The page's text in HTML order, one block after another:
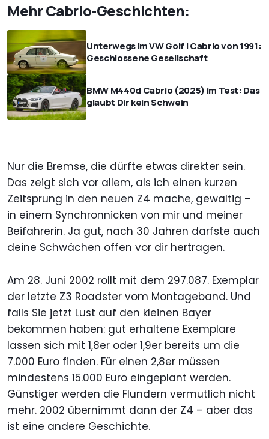
Mehr Cabrio-Geschichten:
Unterwegs im VW Golf I Cabrio von 1991:
Geschlossene Gesellschaft
BMW M440d Cabrio (2025) im Test: Das
glaubt Dir kein Schwein
Nur die Bremse, die dürfte etwas direkter sein.
Das zeigt sich vor allem, als ich einen kurzen
Zeitsprung in den neuen Z4 mache, gewaltig –
in einem Synchronnicken von mir und meiner
Beifahrerin. Ja gut, nach 30 Jahren darfste auch
deine Schwächen offen vor dir hertragen.
Am 28. Juni 2002 rollt mit dem 297.087. Exemplar
der letzte Z3 Roadster vom Montageband. Und
falls Sie jetzt Lust auf den kleinen Bayer
bekommen haben: gut erhaltene Exemplare
lassen sich mit 1,8er oder 1,9er bereits um die
7.000 Euro finden. Für einen 2,8er müssen
mindestens 15.000 Euro eingeplant werden.
Günstiger werden die Flundern vermutlich nicht
mehr. 2002 übernimmt dann der Z4 – aber das
ist eine andere Geschichte.